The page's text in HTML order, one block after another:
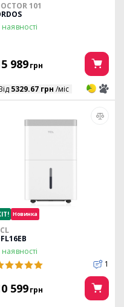
101
наявності
989грн
5329.67 грн /міс 3 3
Новинка
наявності
1
599грн